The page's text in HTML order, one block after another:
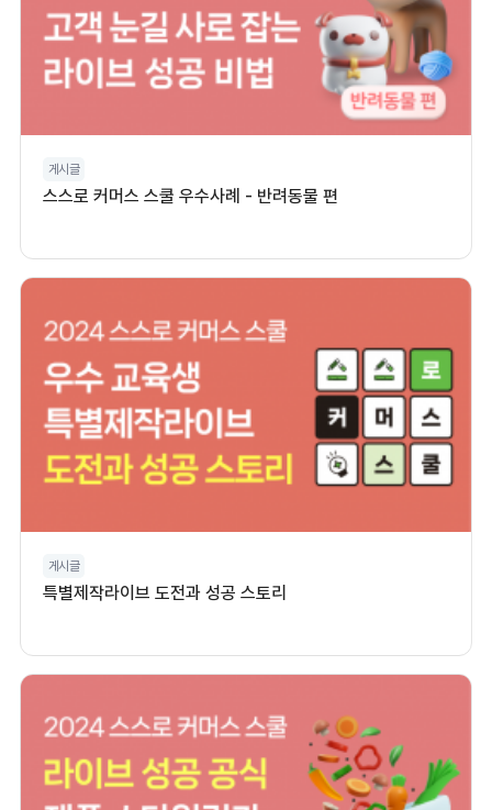
게시글
스스로 커머스 스쿨 우수사례 - 반려동물 편
게시글
특별제작라이브 도전과 성공 스토리